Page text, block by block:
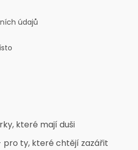
údajů
které mají duši
pro ty, které chtějí zazářit